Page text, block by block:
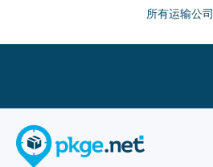
所有运输公司